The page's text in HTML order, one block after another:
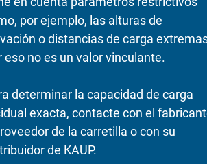
por ejemplo, las alturas de
o distancias de carga
eso no es un valor vinculante.
determinar la capacidad de carga
exacta, contacte con el
de la carretilla o con su
de KAUP.